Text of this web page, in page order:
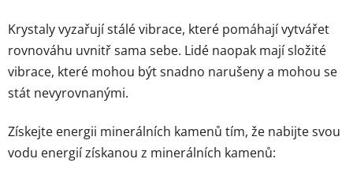
Krystaly vyzařují stálé vibrace, které pomáhají vytvářet
rovnováhu uvnitř sama sebe. Lidé naopak mají složité
vibrace, které mohou být snadno narušeny a mohou se
stát nevyrovnanými.
Získejte energii minerálních kamenů tím, že nabijte svou
vodu energií získanou z minerálních kamenů: